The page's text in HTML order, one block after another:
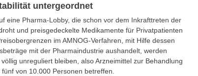
untergeordnet
eine Pharma-Lobby, die schon vor dem Inkrafttreten der
und preisgedeckelte Medikamente für Privatpatienten
im AMNOG-Verfahren, mit Hilfe dessen
mit der Pharmaindustrie aushandelt, werden
völlig unreguliert bleiben, also Arzneimittel zur Behandlung
von 10.000 Personen betreffen.